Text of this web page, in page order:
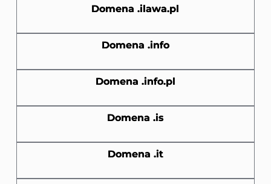
Domena .ilawa.pl
Domena .info
Domena .info.pl
Domena .is
Domena .it